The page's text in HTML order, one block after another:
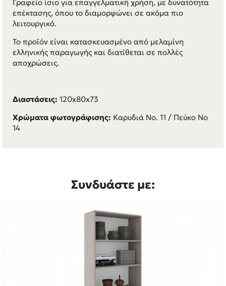
Γραφείο ίσιο για επαγγελματική χρήση, με δυνατότητα
επέκτασης, όπου το διαμορφώνει σε ακόμα πιο
λειτουργικό.
Το προϊόν είναι κατασκευασμένο από μελαμίνη
ελληνικής παραγωγής και διατίθεται σε πολλές
αποχρώσεις.
Διαστάσεις: 120x80x73
Χρώματα φωτογράφισης: Καρυδιά Νο. 11 / Πεύκο Νο
14
Συνδυάστε με: